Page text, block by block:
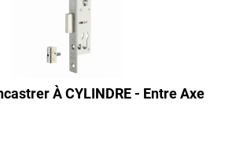
À CYLINDRE - Entre Axe